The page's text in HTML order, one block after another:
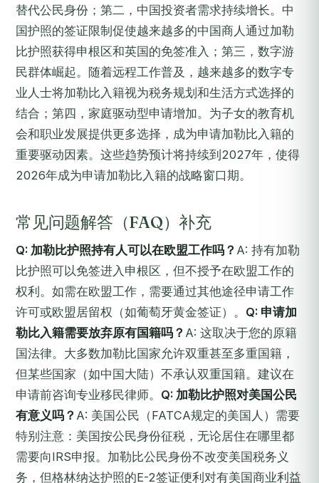
替代公民身份；第二，中国投资者需求持续增长。中
国护照的签证限制促使越来越多的中国商人通过加勒
比护照获得申根区和英国的免签准入；第三，数字游
民群体崛起。随着远程工作普及，越来越多的数字专
业人士将加勒比入籍视为税务规划和生活方式选择的
结合；第四，家庭驱动型申请增加。为子女的教育机
会和职业发展提供更多选择，成为申请加勒比入籍的
重要驱动因素。这些趋势预计将持续到2027年，使得
2026年成为申请加勒比入籍的战略窗口期。
常见问题解答（FAQ）补充
Q: 加勒比护照持有人可以在欧盟工作吗？ A: 持有加勒
比护照可以免签进入申根区，但不授予在欧盟工作的
权利。如需在欧盟工作，需要通过其他途径申请工作
许可或欧盟居留权（如葡萄牙黄金签证）。 Q: 申请加
勒比入籍需要放弃原有国籍吗？ A: 这取决于您的原籍
国法律。大多数加勒比国家允许双重甚至多重国籍，
但某些国家（如中国大陆）不承认双重国籍。建议在
申请前咨询专业移民律师。 Q: 加勒比护照对美国公民
有意义吗？ A: 美国公民（FATCA规定的美国人）需要
特别注意：美国按公民身份征税，无论居住在哪里都
需要向IRS申报。加勒比公民身份不改变美国税务义
务，但格林纳达护照的E-2签证便利对有美国商业利益